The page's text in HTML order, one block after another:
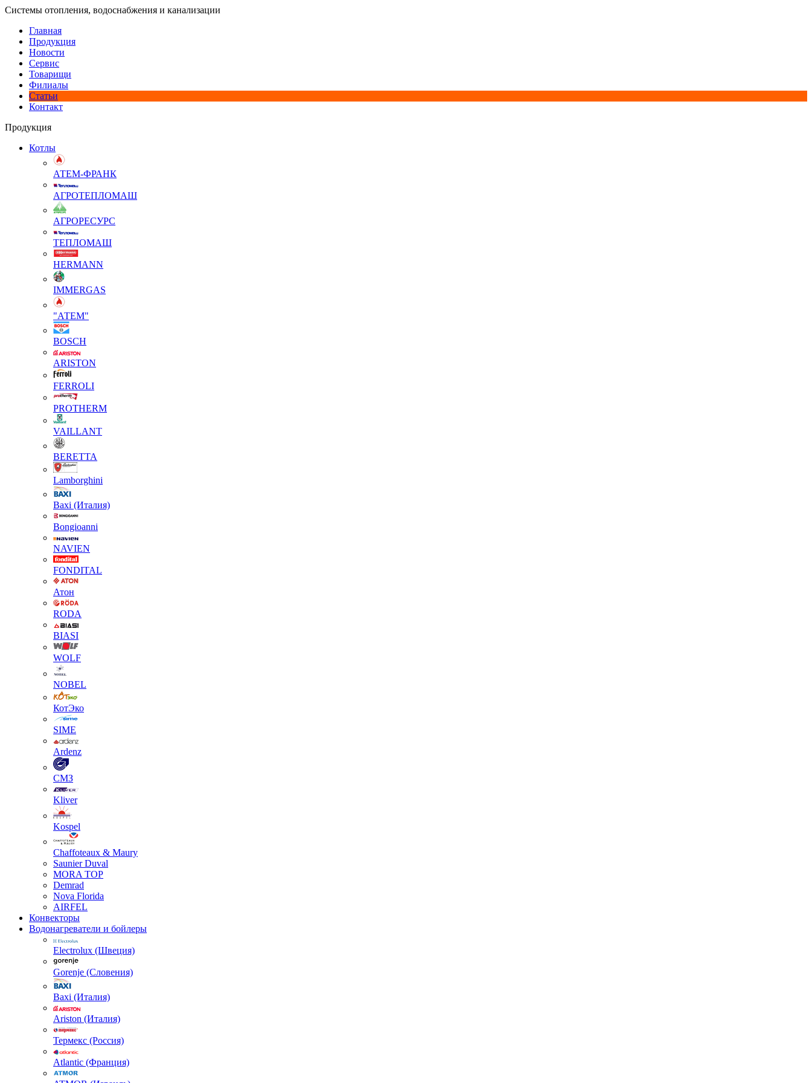
Системы отопления, водоснабжения и канализации
Главная
Продукция
Новости
Сервис
Товарищи
Филиалы
Статьи
Контакт
Продукция
Котлы
АТЕМ-ФРАНК
АГРОТЕПЛОМАШ
АГРОРЕСУРС
ТЕПЛОМАШ
HERMANN
IMMERGAS
"АТЕМ"
BOSCH
ARISTON
FERROLI
PROTHERM
VAILLANT
BERETTA
Lamborghini
Baxi (Италия)
Вongioanni
NAVIEN
FONDITAL
Атон
RODA
BIASI
WOLF
NOBEL
КотЭко
SIME
Ardenz
СМЗ
Kliver
Kospel
Chaffoteaux & Maury
Saunier Duval
MORA TOP
Demrad
Nova Florida
AIRFEL
Конвекторы
Водонагреватели и бойлеры
Electrolux (Швеция)
Gorenje (Словения)
Baxi (Италия)
Ariston (Италия)
Термекс (Россия)
Atlantic (Франция)